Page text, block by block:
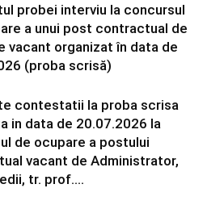
probei interviu la concursul
a unui post contractual de
vacant organizat în data de
(proba scrisă)
contestatii la proba scrisa
in data de 20.07.2026 la
de ocupare a postului
vacant de Administrator,
tr. prof....